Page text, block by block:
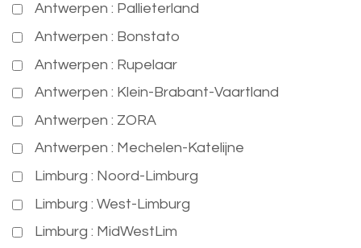
Antwerpen : Pallieterland
Antwerpen : Bonstato
Antwerpen : Rupelaar
Antwerpen : Klein-Brabant-Vaartland
Antwerpen : ZORA
Antwerpen : Mechelen-Katelijne
Limburg : Noord-Limburg
Limburg : West-Limburg
Limburg : MidWestLim